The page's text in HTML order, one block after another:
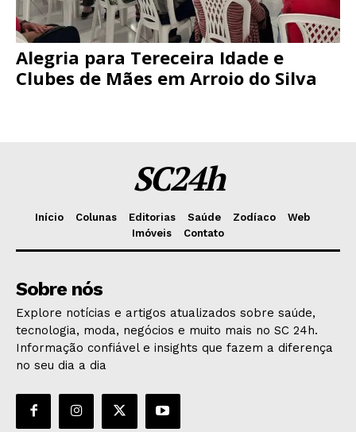
Alegria para Tereceira Idade e
Clubes de Mães em Arroio do Silva
SC24h
Início Colunas Editorias Saúde Zodíaco
Web
Imóveis
Contato
Sobre nós
Explore notícias e artigos atualizados sobre saúde,
tecnologia, moda, negócios e muito mais no SC 24h.
Informação confiável e insights que fazem a diferença
no seu dia a dia